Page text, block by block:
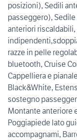
posizioni), Sedili
passeggero),
anteriori
razze in pelle
bluetooth, Cruise
Cappelliera e
Black&White,
sostegno
Montante anteriore
Poggiapiede lato
accompagnami,